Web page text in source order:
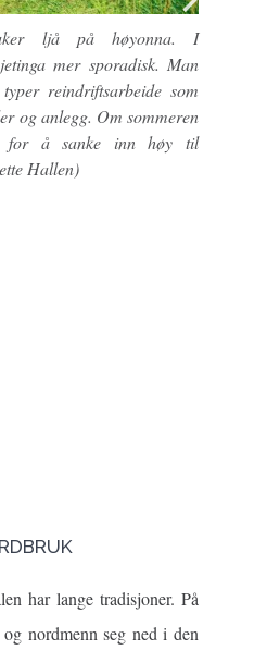
ljå på høyonna. I
mer sporadisk. Man
reindriftsarbeide som
og anlegg. Om sommeren
for å sanke inn høy til
Hallen)
har lange tradisjoner. På
nordmenn seg ned i den